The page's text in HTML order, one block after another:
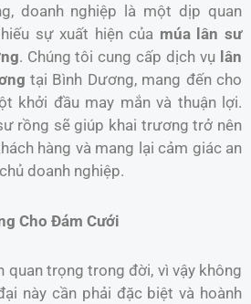
doanh nghiệp là một dịp quan
sự xuất hiện của múa lân sư
. Chúng tôi cung cấp dịch vụ lân
tại Bình Dương, mang đến cho
khởi đầu may mắn và thuận lợi.
rồng sẽ giúp khai trương trở nên
hàng và mang lại cảm giác an
doanh nghiệp.
Cho Đám Cưới
quan trọng trong đời, vì vậy không
này cần phải đặc biệt và hoành